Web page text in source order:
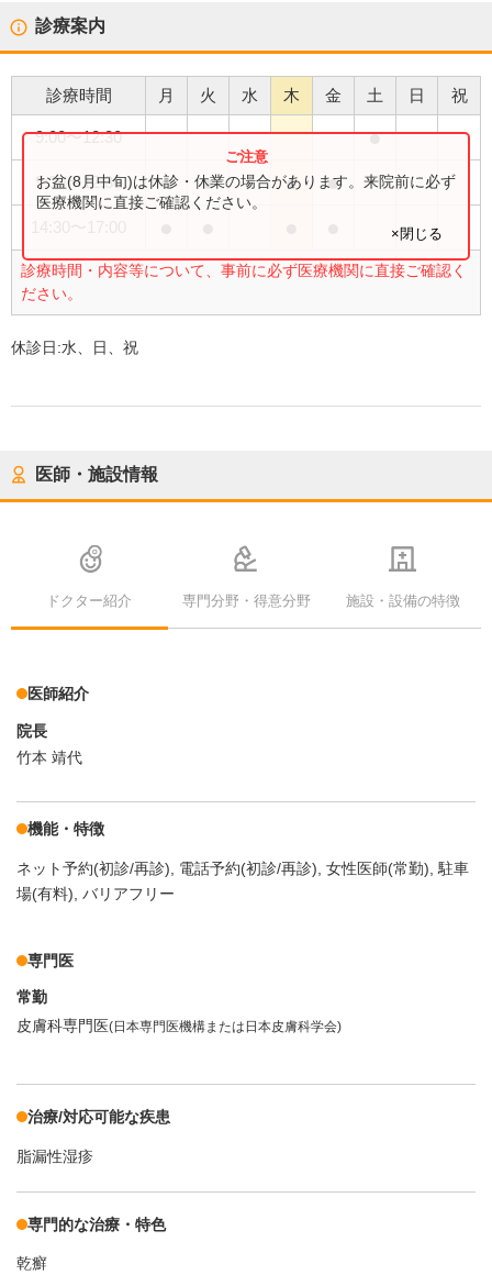
診療案内
診療時間 月 火 水 木 金 土 日 祝
9:00〜12:30 ●
9:30〜12:30 ● ● ● ●
診療時間・内容等について、事前に必ず医療機関に直接ご確認く
ださい。
お盆(8月中旬)は休診・休業の場合があります。来院前に必ず
医療機関に直接ご確認ください。
×閉じる
休診日:水、日、祝
医師・施設情報
ドクター紹介 専門分野・得意分野 施設・設備の特徴
医師紹介
院長
竹本 靖代
機能・特徴
ネット予約(初診/再診) 電話予約(初診/再診) 女性医師(常勤) 駐車
場(有料) バリアフリー
専門医
常勤
皮膚科専門医(日本専門医機構または日本皮膚科学会)
治療/対応可能な疾患
脂漏性湿疹
専門的な治療・特色
乾癬